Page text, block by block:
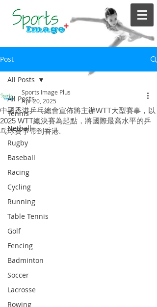
Post
All Posts
Tennis
Netball
Rugby
Baseball
Racing
Cycling
Running
Table Tennis
Golf
Fencing
Badminton
Soccer
Lacrosse
Rowing
All Posts
中國香港乒乓總會宣佈將主辦WTT大型賽事，以
2025 WTT總決賽為起點，將國際最高水平的乒
乓球賽事帶到香港.
Sports Image Plus
Apr 20, 2025